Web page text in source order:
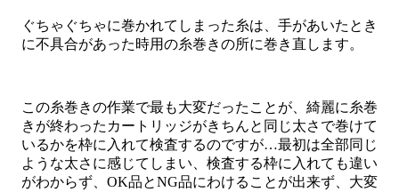
ぐちゃぐちゃに巻かれてしまった糸は、手があいたとき
に不具合があった時用の糸巻きの所に巻き直します。
この糸巻きの作業で最も大変だったことが、綺麗に糸巻
きが終わったカートリッジがきちんと同じ太さで巻けて
いるかを枠に入れて検査するのですが…最初は全部同じ
ような太さに感じてしまい、検査する枠に入れても違い
がわからず、OK品とNG品にわけることが出来ず、大変